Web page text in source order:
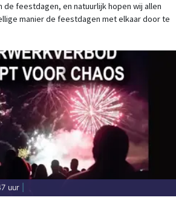
de feestdagen, en natuurlijk hopen wij allen
manier de feestdagen met elkaar door te
uur